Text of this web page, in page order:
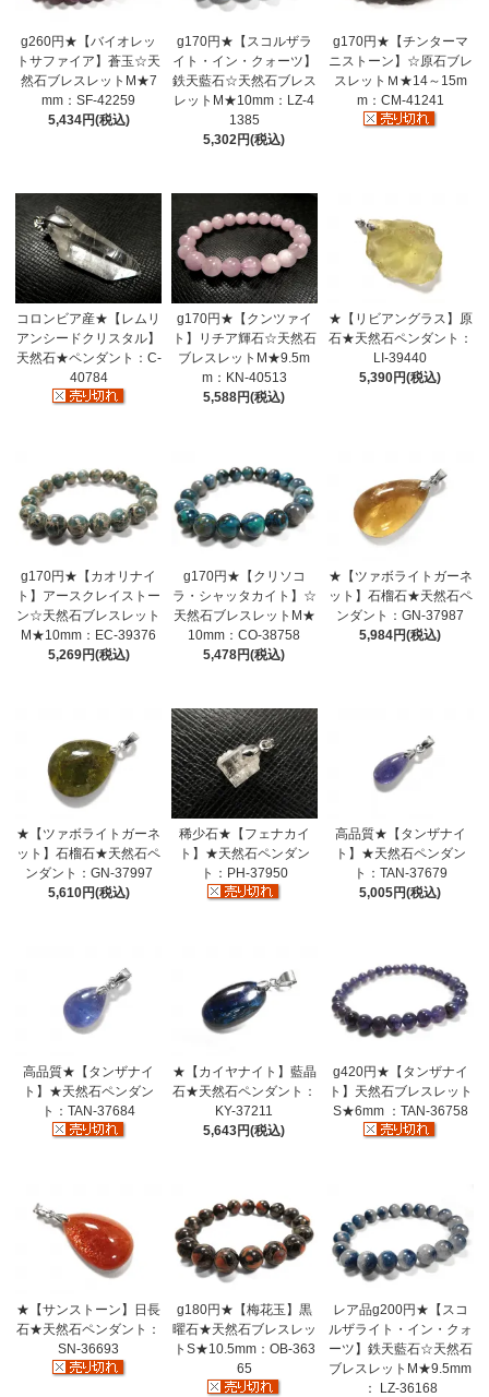
g260円★【バイオレッ
トサファイア】蒼玉☆天
然石ブレスレットM★7
mm：SF-42259
5,434円(税込)
g170円★【スコルザラ
イト・イン・クォーツ】
鉄天藍石☆天然石ブレス
レットM★10mm：LZ-4
1385
5,302円(税込)
g170円★【チンターマ
ニストーン】☆原石ブレ
スレットＭ★14～15m
m：CM-41241
コロンビア産★【レムリ
アンシードクリスタル】
天然石★ペンダント：C-
40784
g170円★【クンツァイ
ト】リチア輝石☆天然石
ブレスレットM★9.5m
m：KN-40513
5,588円(税込)
★【リビアングラス】原
石★天然石ペンダント：
LI-39440
5,390円(税込)
g170円★【カオリナイ
ト】アースクレイストー
ン☆天然石ブレスレット
M★10mm：EC-39376
5,269円(税込)
g170円★【クリソコ
ラ・シャッタカイト】☆
天然石ブレスレットM★
10mm：CO-38758
5,478円(税込)
★【ツァボライトガーネ
ット】石榴石★天然石ペ
ンダント：GN-37987
5,984円(税込)
★【ツァボライトガーネ
ット】石榴石★天然石ペ
ンダント：GN-37997
5,610円(税込)
稀少石★【フェナカイ
ト】★天然石ペンダン
ト：PH-37950
高品質★【タンザナイ
ト】★天然石ペンダン
ト：TAN-37679
5,005円(税込)
高品質★【タンザナイ
ト】★天然石ペンダン
ト：TAN-37684
★【カイヤナイト】藍晶
石★天然石ペンダント：
KY-37211
5,643円(税込)
g420円★【タンザナイ
ト】天然石ブレスレット
S★6mm ：TAN-36758
★【サンストーン】日長
石★天然石ペンダント：
SN-36693
g180円★【梅花玉】黒
曜石★天然石ブレスレッ
トS★10.5mm：OB-363
65
レア品g200円★【スコ
ルザライト・イン・クォ
ーツ】鉄天藍石☆天然石
ブレスレットM★9.5mm
： LZ-36168